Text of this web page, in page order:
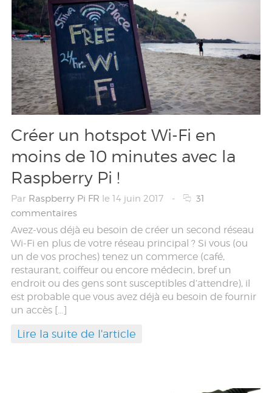
Créer un hotspot Wi-Fi en
moins de 10 minutes avec la
Raspberry Pi !
Par Raspberry Pi FR le 14 juin 2017 -
31
commentaires
Avez-vous déjà eu besoin de créer un second réseau
Wi-Fi en plus de votre réseau principal ? Si vous (ou
un de vos proches) tenez un commerce (café,
restaurant, coiffeur ou encore médecin, bref un
endroit ou des gens sont susceptibles d’attendre), il
est probable que vous avez déjà eu besoin de fournir
un accès […]
Lire la suite de l'article